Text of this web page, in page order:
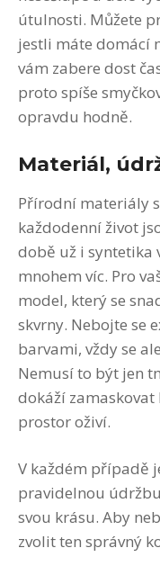
útulnosti. Můžete
jestli máte domácí
vám zabere dost
proto spíše
opravdu hodně.
Materiál,
Přírodní materiály
každodenní život
době už i syntetika
mnohem víc. Pro
model, který se
skvrny. Nebojte se
barvami, vždy se
Nemusí to být jen
dokáží
prostor oživí.
V každém případě
pravidelnou
svou krásu. Aby
zvolit ten správný